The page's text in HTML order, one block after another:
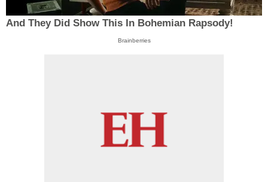
And They Did Show This In Bohemian Rapsody!
Brainberries